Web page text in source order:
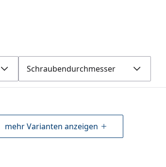
Schraubendurchmesser
mehr Varianten anzeigen